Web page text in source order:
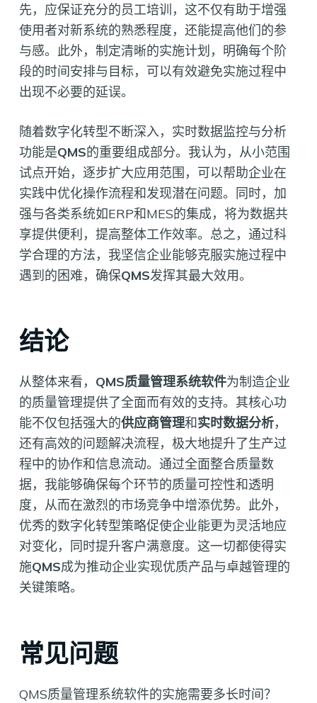
先，应保证充分的员工培训，这不仅有助于增强
使用者对新系统的熟悉程度，还能提高他们的参
与感。此外，制定清晰的实施计划，明确每个阶
段的时间安排与目标，可以有效避免实施过程中
出现不必要的延误。
随着数字化转型不断深入，实时数据监控与分析
功能是QMS的重要组成部分。我认为，从小范围
试点开始，逐步扩大应用范围，可以帮助企业在
实践中优化操作流程和发现潜在问题。同时，加
强与各类系统如ERP和MES的集成，将为数据共
享提供便利，提高整体工作效率。总之，通过科
学合理的方法，我坚信企业能够克服实施过程中
遇到的困难，确保QMS发挥其最大效用。
结论
从整体来看， QMS质量管理系统软件为制造企业
的质量管理提供了全面而有效的支持。其核心功
能不仅包括强大的供应商管理和实时数据分析，
还有高效的问题解决流程，极大地提升了生产过
程中的协作和信息流动。通过全面整合质量数
据，我能够确保每个环节的质量可控性和透明
度，从而在激烈的市场竞争中增添优势。此外，
优秀的数字化转型策略促使企业能更为灵活地应
对变化，同时提升客户满意度。这一切都使得实
施QMS成为推动企业实现优质产品与卓越管理的
关键策略。
常见问题
QMS质量管理系统软件的实施需要多长时间？